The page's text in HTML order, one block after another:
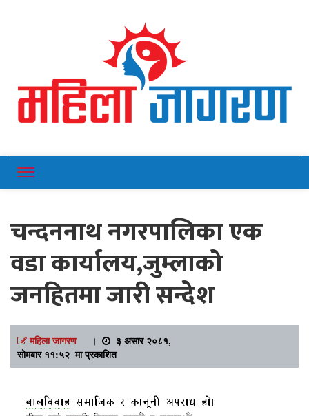
Mahilajagaran
चन्दननाथ नगरपालिका एक
वडा कार्यालय,जुम्लाको
जनहितमा जारी सन्देश
महिला जागरण।
३ असार २०८१,
सोमबार ११:५२ मा प्रकाशित